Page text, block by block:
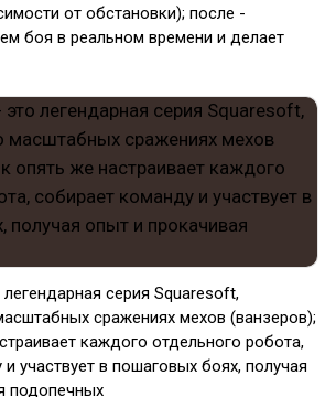
от обстановки); после -
боя в реальном времени и делает
серия Squaresoft,
сражениях мехов (ванзеров);
каждого отдельного робота,
участвует в пошаговых боях, получая
подопечных